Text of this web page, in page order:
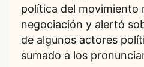
política del movimiento
negociación y alertó
de algunos actores
sumado a los